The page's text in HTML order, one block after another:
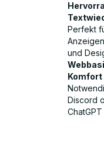
Perfekt
und
Komfort
Discord
ChatGPT